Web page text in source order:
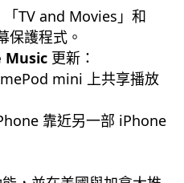
TV and Movies」和
保護程式。
Music 更新：
mini 上共享播放
靠近另一部 iPhone